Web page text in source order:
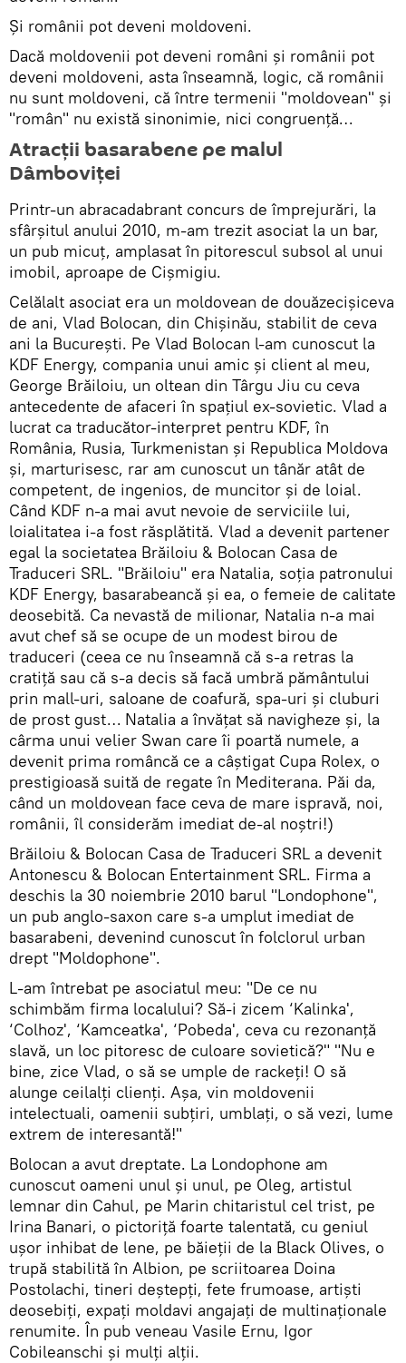
Şi românii pot deveni moldoveni.
Dacă moldovenii pot deveni români şi românii pot
deveni moldoveni, asta înseamnă, logic, că românii
nu sunt moldoveni, că între termenii "moldovean" şi
"român" nu există sinonimie, nici congruenţă…
Atracţii basarabene pe malul
Dâmboviţei
Printr-un abracadabrant concurs de împrejurări, la
sfârşitul anului 2010, m-am trezit asociat la un bar,
un pub micuţ, amplasat în pitorescul subsol al unui
imobil, aproape de Cişmigiu.
Celălalt asociat era un moldovean de douăzecişiceva
de ani, Vlad Bolocan, din Chişinău, stabilit de ceva
ani la Bucureşti. Pe Vlad Bolocan l-am cunoscut la
KDF Energy, compania unui amic şi client al meu,
George Brăiloiu, un oltean din Târgu Jiu cu ceva
antecedente de afaceri în spaţiul ex-sovietic. Vlad a
lucrat ca traducător-interpret pentru KDF, în
România, Rusia, Turkmenistan şi Republica Moldova
şi, marturisesc, rar am cunoscut un tânăr atât de
competent, de ingenios, de muncitor şi de loial.
Când KDF n-a mai avut nevoie de serviciile lui,
loialitatea i-a fost răsplătită. Vlad a devenit partener
egal la societatea Brăiloiu & Bolocan Casa de
Traduceri SRL. "Brăiloiu" era Natalia, soţia patronului
KDF Energy, basarabeancă şi ea, o femeie de calitate
deosebită. Ca nevastă de milionar, Natalia n-a mai
avut chef să se ocupe de un modest birou de
traduceri (ceea ce nu înseamnă că s-a retras la
cratiţă sau că s-a decis să facă umbră pământului
prin mall-uri, saloane de coafură, spa-uri şi cluburi
de prost gust… Natalia a învăţat să navigheze şi, la
cârma unui velier Swan care îi poartă numele, a
devenit prima româncă ce a câştigat Cupa Rolex, o
prestigioasă suită de regate în Mediterana. Păi da,
când un moldovean face ceva de mare ispravă, noi,
românii, îl considerăm imediat de-al noştri!)
Brăiloiu & Bolocan Casa de Traduceri SRL a devenit
Antonescu & Bolocan Entertainment SRL. Firma a
deschis la 30 noiembrie 2010 barul "Londophone",
un pub anglo-saxon care s-a umplut imediat de
basarabeni, devenind cunoscut în folclorul urban
drept "Moldophone".
L-am întrebat pe asociatul meu: "De ce nu
schimbăm firma localului? Să-i zicem ‘Kalinka',
‘Colhoz', ‘Kamceatka', ‘Pobeda', ceva cu rezonanţă
slavă, un loc pitoresc de culoare sovietică?" "Nu e
bine, zice Vlad, o să se umple de rackeţi! O să
alunge ceilalţi clienţi. Aşa, vin moldovenii
intelectuali, oamenii subţiri, umblaţi, o să vezi, lume
extrem de interesantă!"
Bolocan a avut dreptate. La Londophone am
cunoscut oameni unul şi unul, pe Oleg, artistul
lemnar din Cahul, pe Marin chitaristul cel trist, pe
Irina Banari, o pictoriţă foarte talentată, cu geniul
uşor inhibat de lene, pe băieţii de la Black Olives, o
trupă stabilită în Albion, pe scriitoarea Doina
Postolachi, tineri deştepţi, fete frumoase, artişti
deosebiţi, expaţi moldavi angajaţi de multinaţionale
renumite. În pub veneau Vasile Ernu, Igor
Cobileanschi şi mulţi alţii.